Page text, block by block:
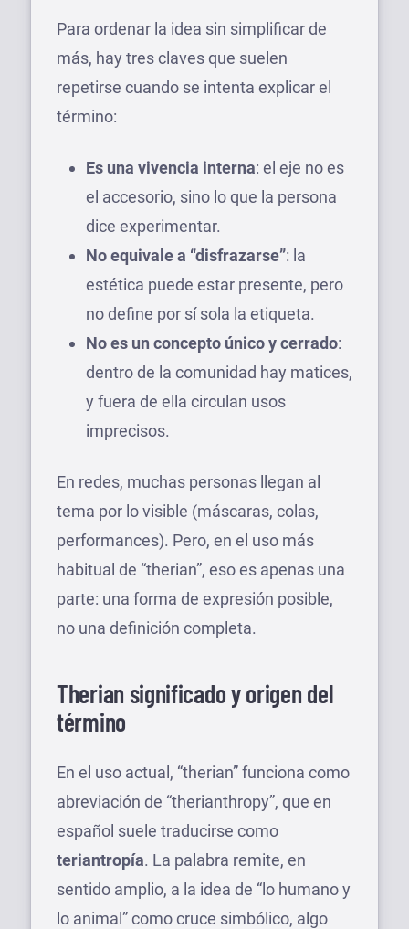
Para ordenar la idea sin simplificar de
más, hay tres claves que suelen
repetirse cuando se intenta explicar el
término:
Es una vivencia interna: el eje no es
el accesorio, sino lo que la persona
dice experimentar.
No equivale a “disfrazarse”: la
estética puede estar presente, pero
no define por sí sola la etiqueta.
No es un concepto único y cerrado:
dentro de la comunidad hay matices,
y fuera de ella circulan usos
imprecisos.
En redes, muchas personas llegan al
tema por lo visible (máscaras, colas,
performances). Pero, en el uso más
habitual de “therian”, eso es apenas una
parte: una forma de expresión posible,
no una definición completa.
Therian significado y origen del
término
En el uso actual, “therian” funciona como
abreviación de “therianthropy”, que en
español suele traducirse como
teriantropía. La palabra remite, en
sentido amplio, a la idea de “lo humano y
lo animal” como cruce simbólico, algo